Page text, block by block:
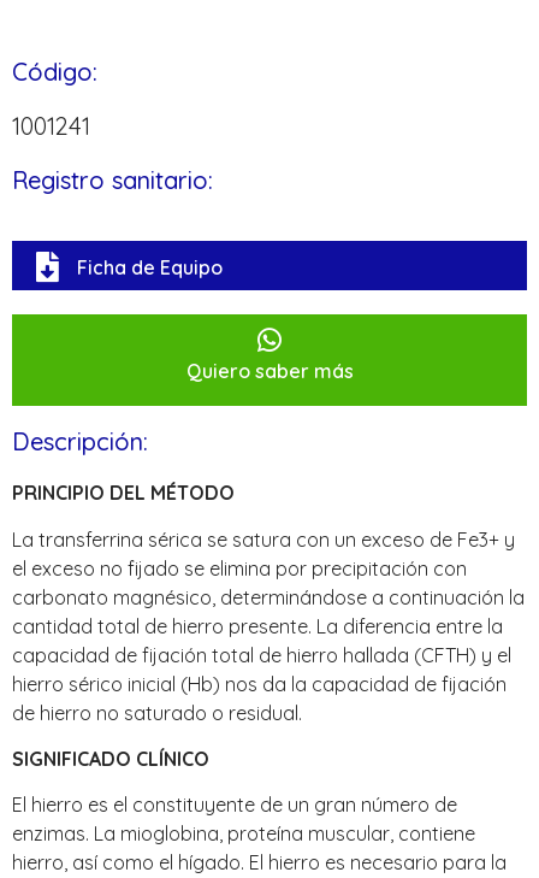
Código:
1001241
Registro sanitario:
Ficha de Equipo
Quiero saber más
Descripción:
PRINCIPIO DEL MÉTODO
La transferrina sérica se satura con un exceso de Fe3+ y
el exceso no fijado se elimina por precipitación con
carbonato magnésico, determinándose a continuación la
cantidad total de hierro presente. La diferencia entre la
capacidad de fijación total de hierro hallada (CFTH) y el
hierro sérico inicial (Hb) nos da la capacidad de fijación
de hierro no saturado o residual.
SIGNIFICADO CLÍNICO
El hierro es el constituyente de un gran número de
enzimas. La mioglobina, proteína muscular, contiene
hierro, así como el hígado. El hierro es necesario para la